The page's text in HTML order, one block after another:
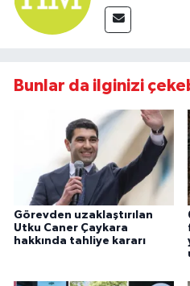
Bunlar da ilginizi
Görevden uzaklaştırılan
Utku Caner Çaykara
hakkında tahliye kararı